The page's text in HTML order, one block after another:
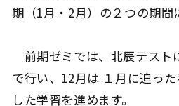
期（1月・2月）の２つの期間
前期ゼミでは、北辰テスト
で行い、12月は １月に迫っ
した学習を進めます。